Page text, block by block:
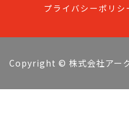
プライバシーポリシ
Copyright © 株式会社アー